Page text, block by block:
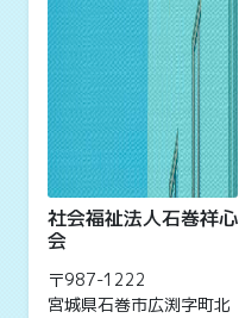
社会福祉法人石巻祥心
会
〒987-1222
宮城県石巻市広渕字町北